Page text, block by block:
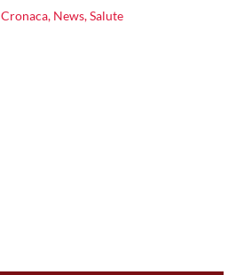
Cronaca, News,Salute